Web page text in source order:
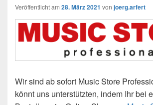
Veröffentlicht am 28. März 2021 von joerg.arfert
Wir sind ab sofort Music Store
könnt uns unterstützten, indem Ihr bei